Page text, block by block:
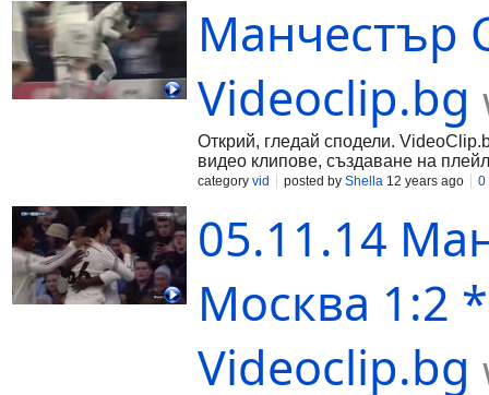
Манчестър
Videoclip.bg
Открий, гледай сподели.
видео клипове, създаване на
category vid posted by Shella 12 years ago 0
05.11.14
Москва 1:2
Videoclip.bg